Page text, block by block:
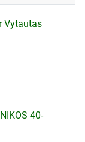
Vytautas
40-